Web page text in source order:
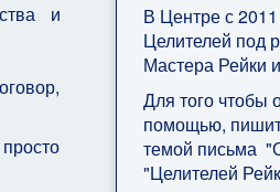
и
В Центре с 2011
Целителей под
Мастера Рейки
Для того чтобы
помощью,
темой письма
"Целителей